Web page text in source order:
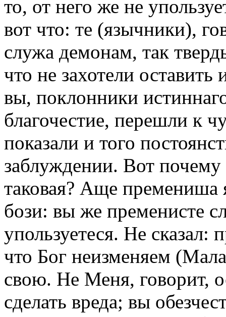
то, от него же не
вот что: те (язычники),
служа демонам, так
что не захотели
вы, поклонники
благочестие, перешли к
показали и того
заблуждении. Вот
таковая? Аще премениша
бози: вы же пременисте
упользуетеся. Не сказал:
что Бог неизменяем
свою. Не Меня, говорит,
сделать вреда; вы